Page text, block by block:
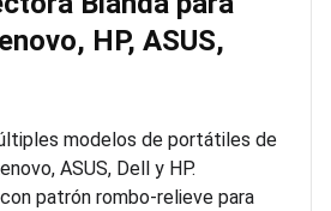
HP, ASUS,
modelos de portátiles de
ASUS, Dell y HP.
patrón rombo-relieve para